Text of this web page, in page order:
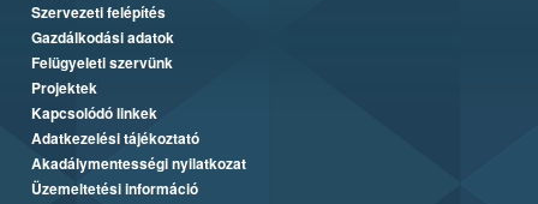
Szervezeti felépítés
Gazdálkodási adatok
Felügyeleti szervünk
Projektek
Kapcsolódó linkek
Adatkezelési tájékoztató
Akadálymentességi nyilatkozat
Üzemeltetési információ